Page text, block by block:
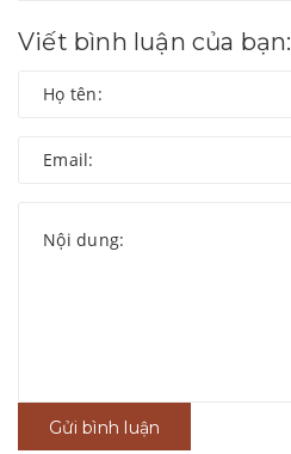
Viết bình luận của bạn:
Gửi bình luận